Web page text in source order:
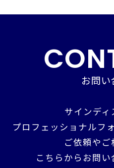
お問
サインディ
プロフェッショナルフ
ご依頼や
こちらからお問い